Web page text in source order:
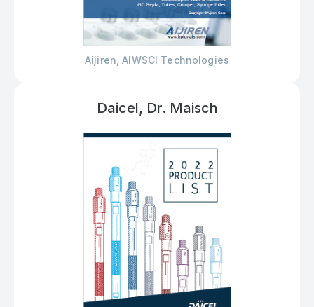
Aijiren, AlWSCI Technologies
Daicel, Dr. Maisch